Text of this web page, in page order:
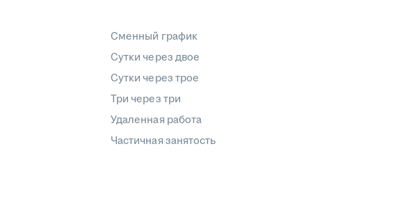
Сменный график
Сутки через двое
Сутки через трое
Три через три
Удаленная работа
Частичная занятость